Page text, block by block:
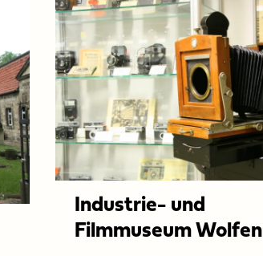
Industrie- und
Filmmuseum Wolfen